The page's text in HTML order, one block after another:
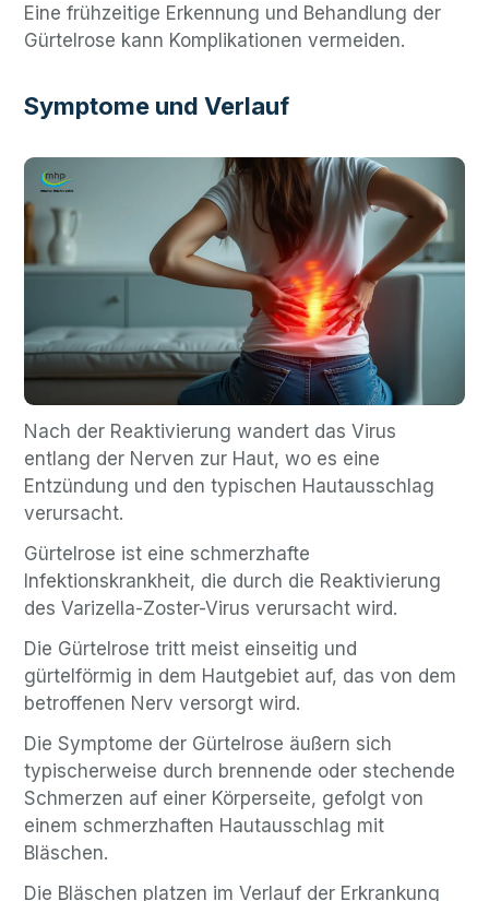
Eine frühzeitige Erkennung und Behandlung der
Gürtelrose kann Komplikationen vermeiden.
Symptome und Verlauf
Nach der Reaktivierung wandert das Virus
entlang der Nerven zur Haut, wo es eine
Entzündung und den typischen Hautausschlag
verursacht.
Gürtelrose ist eine schmerzhafte
Infektionskrankheit, die durch die Reaktivierung
des Varizella-Zoster-Virus verursacht wird.
Die Gürtelrose tritt meist einseitig und
gürtelförmig in dem Hautgebiet auf, das von dem
betroffenen Nerv versorgt wird.
Die Symptome der Gürtelrose äußern sich
typischerweise durch brennende oder stechende
Schmerzen auf einer Körperseite, gefolgt von
einem schmerzhaften Hautausschlag mit
Bläschen.
Die Bläschen platzen im Verlauf der Erkrankung